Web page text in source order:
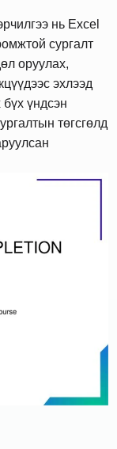
нь Excel
сургалт
оруулах,
эхлээд
үндсэн
төгсгөлд